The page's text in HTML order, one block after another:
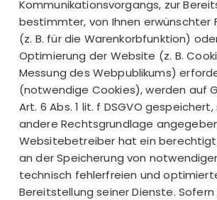
Kommunikationsvorgangs, zur
bestimmter, von Ihnen erwünschter
(z. B. für die Warenkorbfunktion)
Optimierung der Website (z. B.
Messung des Webpublikums)
(notwendige Cookies), werden auf
Art. 6 Abs. 1 lit. f DSGVO
andere Rechtsgrundlage
Websitebetreiber hat ein
an der Speicherung von
technisch fehlerfreien und
Bereitstellung seiner Dienste. Sofern